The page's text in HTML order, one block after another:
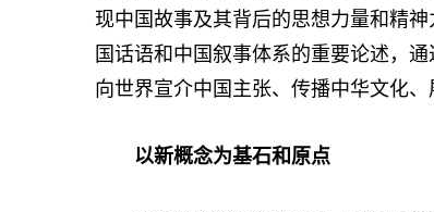
现中国故事及其背后的思想力量和精
国话语和中国叙事体系的重要论述，
向世界宣介中国主张、传播中华文化、
以新概念为基石和原点